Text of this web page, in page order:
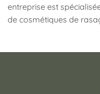
entreprise est
de cosmétiques de